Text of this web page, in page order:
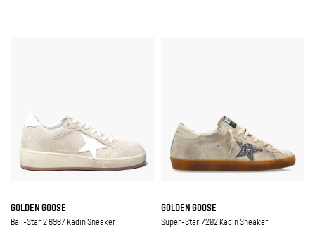
GOLDEN GOOSE
Ball-Star 2 6967 Kadın Sneaker
GOLDEN GOOSE
Super-Star 7202 Kadın Sneaker